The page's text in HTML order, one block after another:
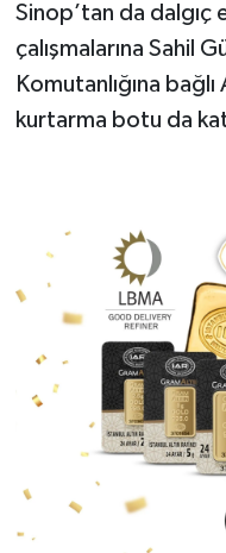
Sinop’tan da dalgıç
çalışmalarına Sahil
Komutanlığına
kurtarma botu da